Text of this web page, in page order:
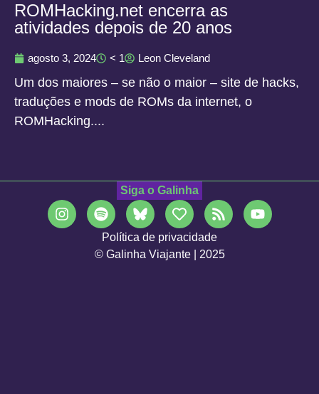
ROMHacking.net encerra as
atividades depois de 20 anos
agosto 3, 2024 < 1 Leon Cleveland
Um dos maiores – se não o maior – site de hacks,
traduções e mods de ROMs da internet, o
ROMHacking....
Siga o Galinha
Política de privacidade
© Galinha Viajante | 2025